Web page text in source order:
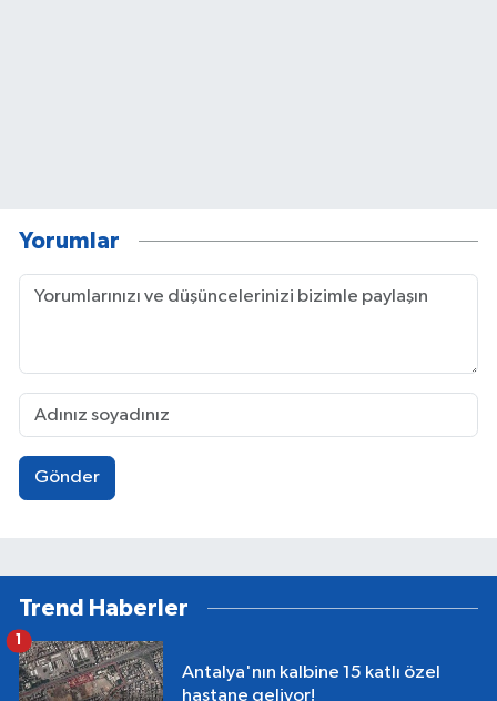
Yorumlar
Gönder
Trend Haberler
Antalya'nın kalbine 15 katlı özel
hastane geliyor!
1